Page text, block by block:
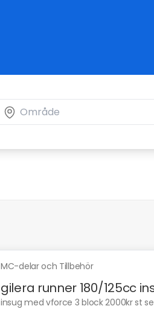
MC-delar och Tillbehör
gilera runner 180/125cc
insug med vforce 3 block 2000kr st